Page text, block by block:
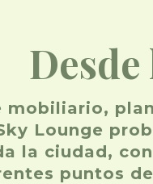
mobiliario,
Lounge
la ciudad,
puntos